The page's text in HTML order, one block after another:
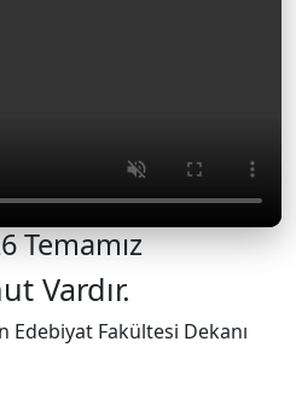
Temamız
Vardır.
Edebiyat Fakültesi Dekanı